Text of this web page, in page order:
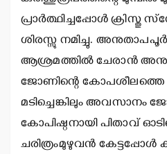
പ്രാര്‍ത്ഥിച്ചപ്പോള്‍ ക്രിസ്തു
ശിരസ്സു നമിച്ചു.
ആശ്രമത്തില്‍ ചേരാന്‍
ജോണിന്റെ കോപശീലത്തെ
മടിച്ചെങ്കിലും അവസാനം
കോപിഷ്ഠനായി പിതാവ്
ചരിത്രംമുഴുവന്‍ കേട്ടപ്പോള്‍